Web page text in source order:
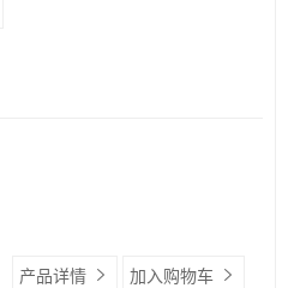
产品详情 加入购物车